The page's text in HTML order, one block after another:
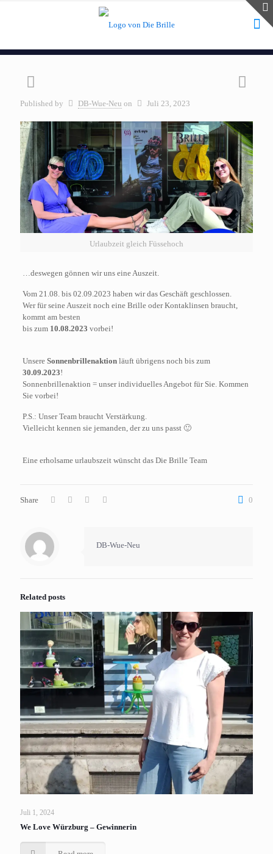
Published by DB-Wue-Neu on Juli 23, 2023
Urlaubzeit gleich Füssehoch
…deswegen gönnen wir uns eine Auszeit.
Vom 21.08. bis 02.09.2023 haben wir das Geschäft geschlossen.
Wer für seine Auszeit noch eine Brille oder Kontaklinsen braucht,
kommt am besten
bis zum 10.08.2023 vorbei!
Unsere Sonnenbrillenaktionläuft übrigens noch bis zum
30.09.2023!
Sonnenbrillenaktion = unser individuelles Angebot für Sie. Kommen
Sie vorbei!
P.S.: Unser Team braucht Verstärkung.
Vielleicht kennen sie jemanden, der zu uns passt 🙂
Eine erholsame urlaubszeit wünscht das Die Brille Team
Share 0
DB-Wue-Neu
Related posts
Juli 1, 2024
We Love Würzburg – Gewinnerin